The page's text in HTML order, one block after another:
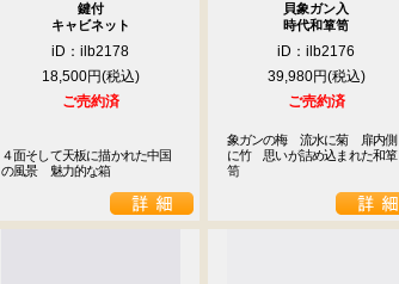
鍵付
キャビネット
iD：ilb2178
18,500円
ご売約済
４面そして天板に描かれた中国
の風景　魅力的な箱
貝象ガン入
時代和箪笥
iD：ilb2176
39,980円
ご売約済
象ガンの梅　流水に菊　扉内側
に竹　思いが詰め込まれた和箪
笥